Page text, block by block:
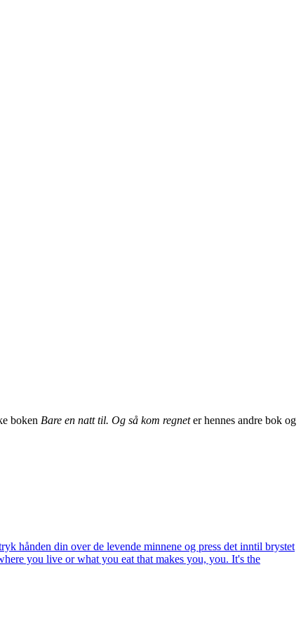
boken Bare en natt til. Og så kom regneter hennes andre bok og
hånden din over de levende minnene og press det inntil brystet
you live or what you eat that makes you, you. It's the